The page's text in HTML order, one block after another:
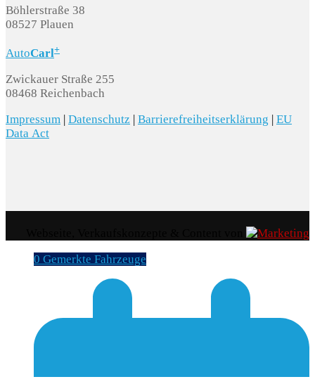
Böhlerstraße 38
08527 Plauen
AutoCarl+
Zwickauer Straße 255
08468 Reichenbach
Impressum | Datenschutz | Barrierefreiheitserklärung | EU
Data Act
0 Gemerkte Fahrzeuge